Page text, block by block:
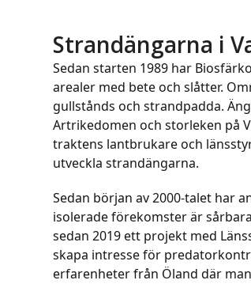
Strandängarna i
Sedan starten 1989 har
arealer med bete och slåtter.
gullstånds och strandpadda.
Artrikedomen och storleken på
traktens lantbrukare och
utveckla strandängarna.
Sedan början av 2000-talet har
isolerade förekomster är
sedan 2019 ett projekt med
skapa intresse för
erfarenheter från Öland där